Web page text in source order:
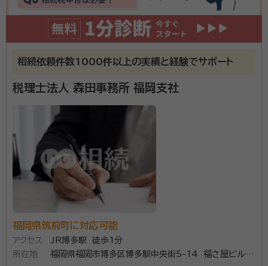
簡潔に教えて頂き、お金を出しても任せてみようと判断しました。
契約後の感想
主な内容の概要と流れは、ほぼLINEで連絡を取ってくれました。夫が機
械に疎く、LINEが届く度にイライラするので、その旨説明、お願いして私
した。
相続手続きに対応しております。 書類作成には深い法
律知識が必要であり、人生の中で何度も経験することで
ないので お困りになる方は沢山いると思います。 お客
様に寄り添い、サポートしてまいりますので、お気軽にご
連絡ください。
資格等： 行政書士
福岡県行政書士会
相続依頼件数1000件以上の実績と経験でサポート
税理士法人 森田事務所 福岡支社
福岡県筑前町に対応可能
アクセス
JR博多駅 徒歩1分
所在地
福岡県福岡市博多区博多駅中央街5-14 福さ屋ビル